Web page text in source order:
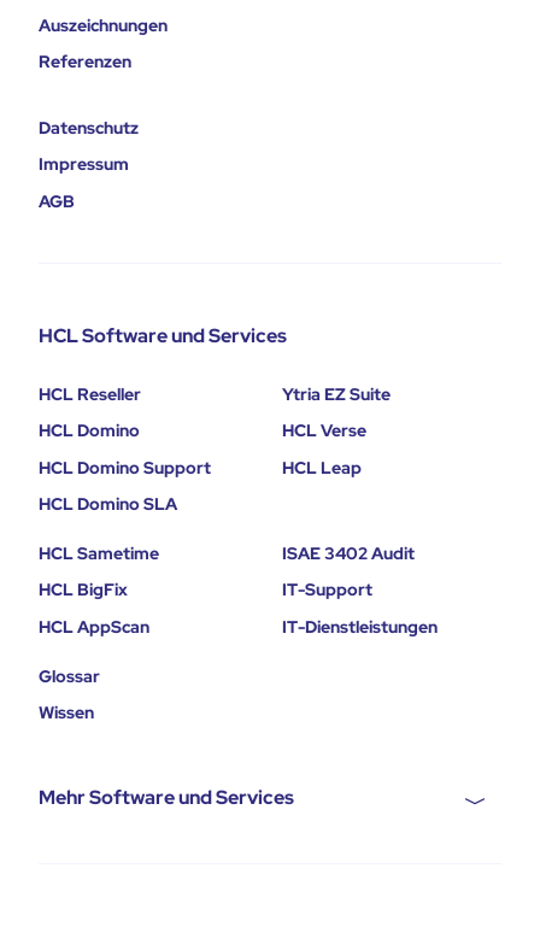
Auszeichnungen
Referenzen
Datenschutz
Impressum
AGB
HCL Software und Services
HCL Reseller
HCL Domino
HCL Domino Support
HCL Domino SLA
Ytria EZ Suite
HCL Verse
HCL Leap
HCL Sametime
HCL BigFix
HCL AppScan
ISAE 3402 Audit
IT-Support
IT-Dienstleistungen
Glossar
Wissen
Mehr Software und Services